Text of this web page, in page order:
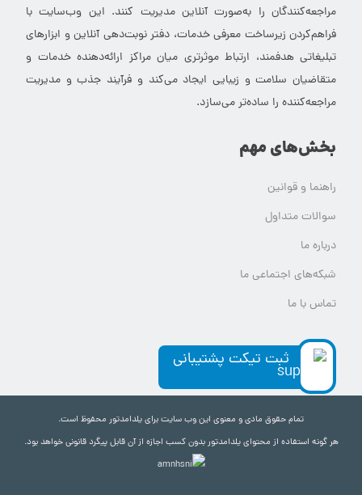
مراجعه‌کنندگان را به‌صورت آنلاین مدیریت کنند. این وب‌سایت با
فراهم‌کردن زیرساخت معرفی خدمات، دفتر نوبت‌دهی آنلاین و ابزارهای
تبلیغاتی هدفمند، ارتباط موثرتری میان مراکز ارائه‌دهنده خدمات و
متقاضیان سلامت و زیبایی ایجاد می‌کند و فرآیند جذب و مدیریت
مراجعه‌کننده را ساده‌تر می‌سازد.
بخش‌های مهم
راهنما و قوانین
سوالات متداول
درباره ما
شبکه‌های اجتماعی ما
تماس با ما
ثبت تیکت پشتیبانی
تمام حقوق مادی و معنوی این وب سایت برای یلدامدتور محفوظ است.
هر گونه استفاده از محتوای یلدامدتور بدون کسب اجازه از آن قابل پیگرد قانونی خواهد بود.